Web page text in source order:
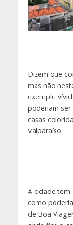
Dizem que
mas não
exemplo
poderiam ser
casas
Valparaíso.
A cidade
como
de Boa